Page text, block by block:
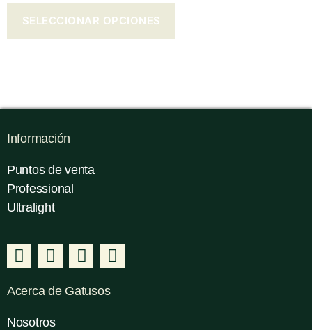
SELECCIONAR OPCIONES
Información
Puntos de venta
Professional
Ultralight
Acerca de Gatusos
Nosotros